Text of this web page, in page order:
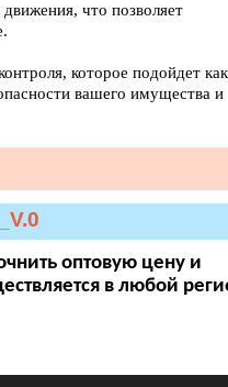
что позволяет
которое подойдет
вашего имущества и
оптовую цену и
в любой